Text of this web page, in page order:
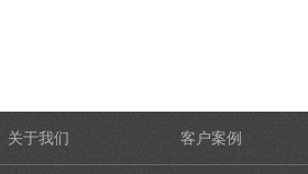
关于我们 客户案例